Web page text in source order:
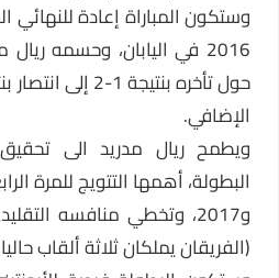
وستكون المباراة إعادة للنهائي
2016 في اليابان، وحسمه ريال
الإضافي.
ويطمح ريال مدريد الى تحقيق
و2017، وتخطي منافسه
(الفريقان يملكان ثلاثة ألقاب حاليا).